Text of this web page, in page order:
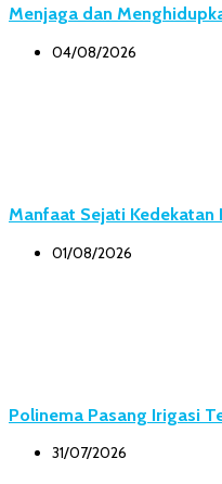
Menjaga dan
04/08/2026
Manfaat Sejati Kedekatan
01/08/2026
Polinema Pasang Irigasi
31/07/2026